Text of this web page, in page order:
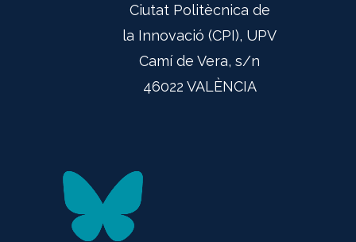
Ciutat Politècnica de
la Innovació (CPI), UPV
Camí de Vera, s/n
46022 VALÈNCIA